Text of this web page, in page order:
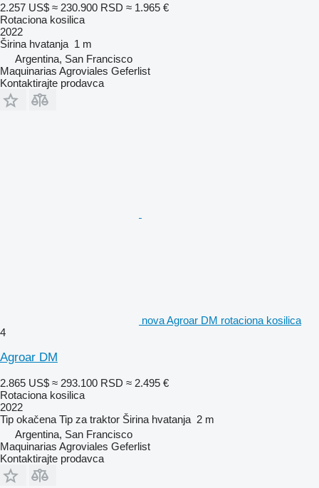
2.257 US$ ≈ 230.900 RSD ≈ 1.965 €
Rotaciona kosilica
2022
Širina hvatanja 1 m
Argentina, San Francisco
Maquinarias Agroviales Geferlist
Kontaktirajte prodavca
nova Agroar DM rotaciona kosilica
4
Agroar DM
2.865 US$ ≈ 293.100 RSD ≈ 2.495 €
Rotaciona kosilica
2022
Tip okačena Tip za traktor Širina hvatanja 2 m
Argentina, San Francisco
Maquinarias Agroviales Geferlist
Kontaktirajte prodavca